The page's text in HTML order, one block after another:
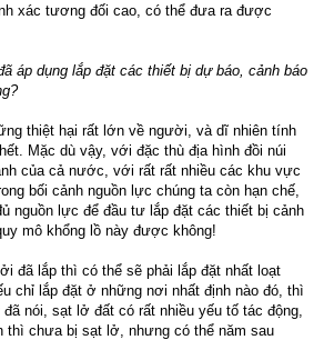
xác tương đối cao, có thể đưa ra được
áp dụng lắp đặt các thiết bị dự báo, cảnh báo
thiệt hại rất lớn về người, và dĩ nhiên tính
Mặc dù vậy, với đặc thù địa hình đồi núi
của cả nước, với rất rất nhiều các khu vực
bối cảnh nguồn lực chúng ta còn hạn chế,
nguồn lực để đầu tư lắp đặt các thiết bị cảnh
mô khổng lồ này được không!
đã lắp thì có thể sẽ phải lắp đặt nhất loạt
chỉ lắp đặt ở những nơi nhất định nào đó, thì
nói, sạt lở đất có rất nhiều yếu tố tác động,
thì chưa bị sạt lở, nhưng có thể năm sau